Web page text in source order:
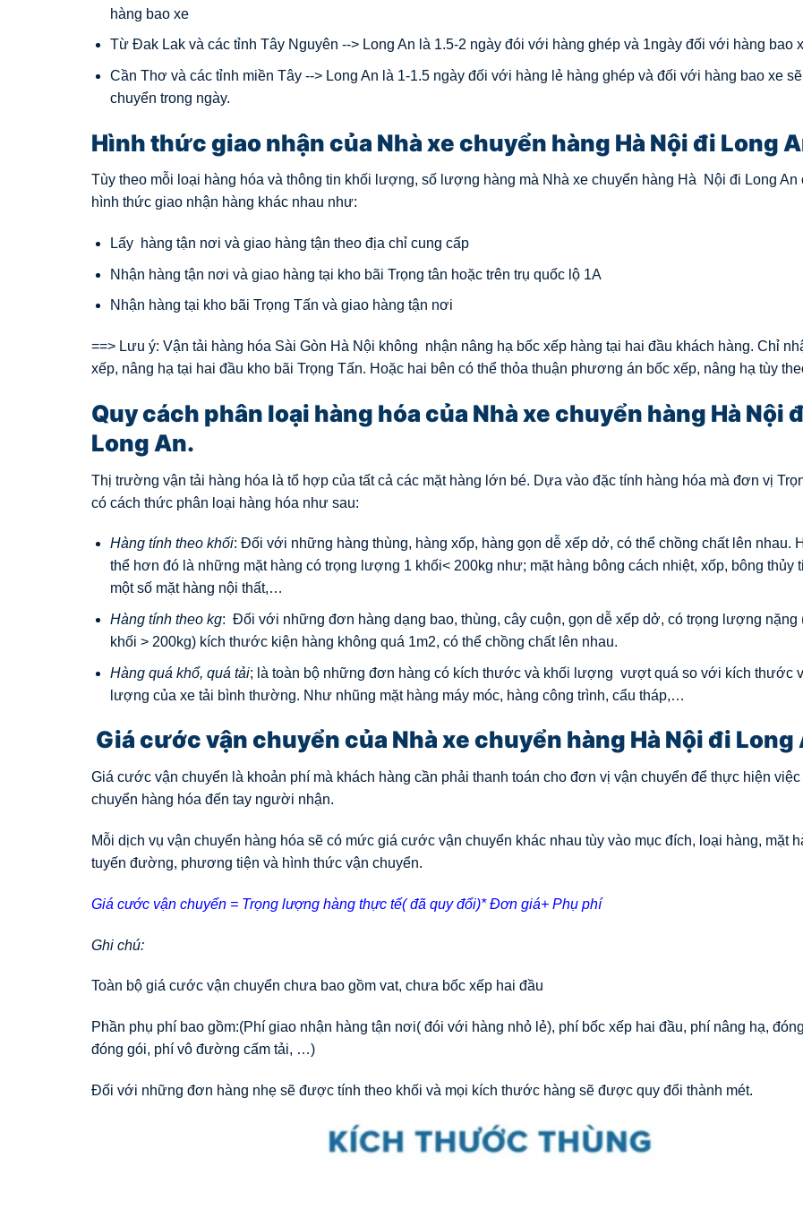
hàng bao xe
Từ Đak Lak và các tỉnh Tây Nguyên --> Long An là 1.5-2 ngày đói với hàng ghép và 1ngày đối với hàng bao
Cần Thơ và các tỉnh miền Tây --> Long An là 1-1.5 ngày đối với hàng lẻ hàng ghép và đối với hàng bao xe
chuyển trong ngày.
Hình thức giao nhận của Nhà xe chuyển hàng Hà Nội đi Long
Tùy theo mỗi loại hàng hóa và thông tin khối lượng, số lượng hàng mà Nhà xe chuyển hàng Hà Nội đi Long An
hình thức giao nhận hàng khác nhau như:
Lấy hàng tận nơi và giao hàng tận theo địa chỉ cung cấp
Nhận hàng tận nơi và giao hàng tại kho bãi Trọng tân hoặc trên trụ quốc lộ 1A
Nhận hàng tại kho bãi Trọng Tấn và giao hàng tận nơi
==> Lưu ý: Vận tải hàng hóa Sài Gòn Hà Nội không nhận nâng hạ bốc xếp hàng tại hai đầu khách hàng. Chỉ
xếp, nâng hạ tại hai đầu kho bãi Trọng Tấn. Hoặc hai bên có thể thỏa thuận phương án bốc xếp, nâng hạ tùy
Quy cách phân loại hàng hóa của Nhà xe chuyển hàng Hà Nội
Long An.
Thị trường vận tải hàng hóa là tổ hợp của tất cả các mặt hàng lớn bé. Dựa vào đặc tính hàng hóa mà đơn vị
có cách thức phân loại hàng hóa như sau:
Hàng tính theo khối: Đối với những hàng thùng, hàng xốp, hàng gọn dễ xếp dở, có thể chồng chất lên nhau.
thể hơn đó là những mặt hàng có trọng lượng 1 khối< 200kg như; mặt hàng bông cách nhiệt, xốp, bông thủy
một số mặt hàng nội thất,…
Hàng tính theo kg: Đối với những đơn hàng dạng bao, thùng, cây cuộn, gọn dễ xếp dở, có trọng lượng nặng
khối > 200kg) kích thước kiện hàng không quá 1m2, có thể chồng chất lên nhau.
Hàng quá khổ, quá tải; là toàn bộ những đơn hàng có kích thước và khối lượng vượt quá so với kích thước
lượng của xe tải bình thường. Như nhũng mặt hàng máy móc, hàng công trình, cẩu tháp,…
Giá cước vận chuyển của Nhà xe chuyển hàng Hà Nội đi Long
Giá cước vận chuyển là khoản phí mà khách hàng cần phải thanh toán cho đơn vị vận chuyển để thực hiện việc
chuyển hàng hóa đến tay người nhận.
Mỗi dịch vụ vận chuyển hàng hóa sẽ có mức giá cước vận chuyển khác nhau tùy vào mục đích, loại hàng, mặt
tuyến đường, phương tiện và hình thức vận chuyển.
Giá cước vận chuyển = Trọng lượng hàng thực tế( đã quy đổi)* Đơn giá+ Phụ phí
Ghi chú:
Toàn bộ giá cước vận chuyển chưa bao gồm vat, chưa bốc xếp hai đầu
Phần phụ phí bao gồm:(Phí giao nhận hàng tận nơi( đói với hàng nhỏ lẻ), phí bốc xếp hai đầu, phí nâng hạ,
đóng gói, phí vô đường cấm tải, …)
Đối với những đơn hàng nhẹ sẽ được tính theo khối và mọi kích thước hàng sẽ được quy đổi thành mét.